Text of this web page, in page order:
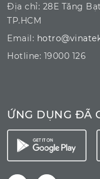
Địa chỉ: 28E Tăng
TP.HCM
Email:
Hotline: 19000 126
ỨNG DỤNG ĐÃ